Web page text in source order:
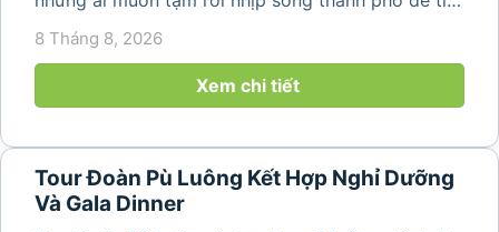
về không gian núi rừng xanh mát, những bản làng
yên bình và ruộng bậc thang đặc trưng của Pù
8 Tháng 8, 2026
Xem chi tiết
Tour Đoàn Pù Luông Kết Hợp Nghỉ Dưỡng
Và Gala Dinner